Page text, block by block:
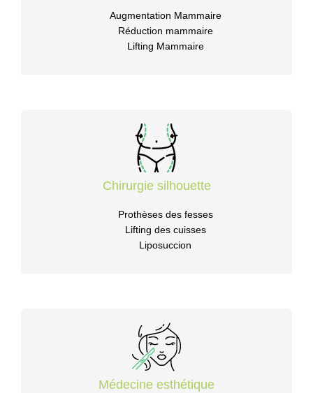
Augmentation Mammaire
Réduction mammaire
Lifting Mammaire
Chirurgie silhouette
Prothèses des fesses
Lifting des cuisses
Liposuccion
Médecine esthétique